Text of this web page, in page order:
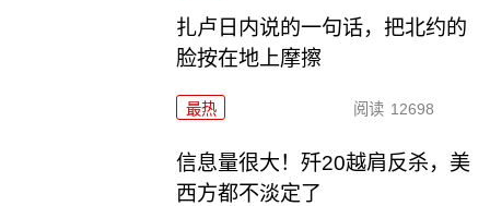
扎卢日内说的一句话，把北约的
脸按在地上摩擦
最热 阅读 12698
信息量很大！歼20越肩反杀，美
西方都不淡定了